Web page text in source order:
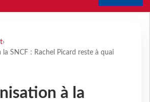
›
la SNCF : Rachel Picard reste à quai
à la